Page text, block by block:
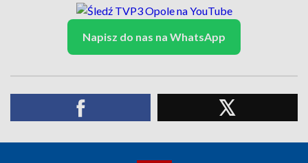
Napisz do nas na WhatsApp